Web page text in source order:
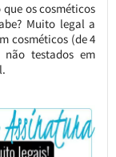
os cosméticos
Muito legal a
cosméticos (de 4
testados em